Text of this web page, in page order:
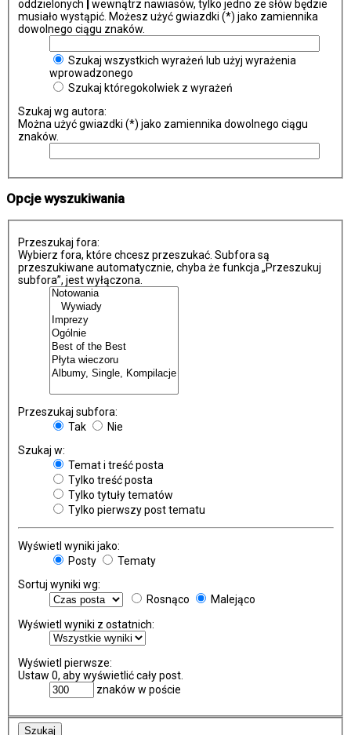
oddzielonych
wewnątrz nawiasów, tylko jedno ze słów będzie
musiało wystąpić. Możesz użyć gwiazdki (*) jako zamiennika
dowolnego ciągu znaków.
Szukaj wszystkich wyrażeń lub użyj wyrażenia
wprowadzonego
Szukaj któregokolwiek z wyrażeń
Szukaj wg autora:
Można użyć gwiazdki (*) jako zamiennika dowolnego ciągu
znaków.
Opcje wyszukiwania
Przeszukaj fora:
Wybierz fora, które chcesz przeszukać. Subfora są
przeszukiwane automatycznie, chyba że funkcja „Przeszukuj
subfora”, jest wyłączona.
Przeszukaj subfora:
Tak
Nie
Szukaj w:
Temat i treść posta
Tylko treść posta
Tylko tytuły tematów
Tylko pierwszy post tematu
Wyświetl wyniki jako:
Posty
Tematy
Sortuj wyniki wg:
Rosnąco
Malejąco
Wyświetl wyniki z ostatnich:
Wyświetl pierwsze:
Ustaw 0, aby wyświetlić cały post.
znaków w poście